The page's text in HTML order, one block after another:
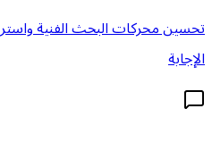
تحسين محركات البحث الفنية
الإجابة